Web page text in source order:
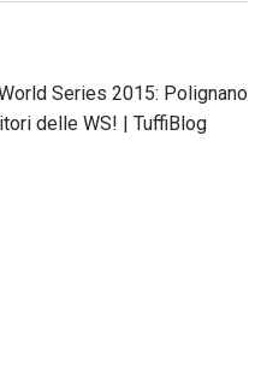
Series 2015: Polignano
delle WS! | TuffiBlog